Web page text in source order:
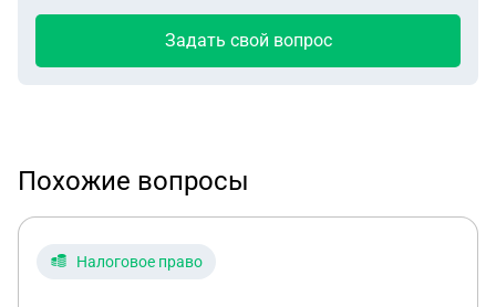
Задать свой вопрос
Похожие вопросы
Налоговое право